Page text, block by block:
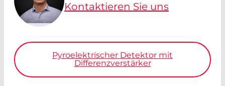
Kontaktieren Sie uns
Pyroelektrischer Detektor mit
Differenzverstärker